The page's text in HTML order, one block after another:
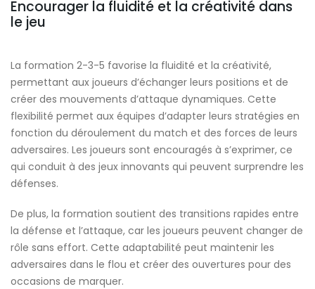
Encourager la fluidité et la créativité dans
le jeu
La formation 2-3-5 favorise la fluidité et la créativité,
permettant aux joueurs d’échanger leurs positions et de
créer des mouvements d’attaque dynamiques. Cette
flexibilité permet aux équipes d’adapter leurs stratégies en
fonction du déroulement du match et des forces de leurs
adversaires. Les joueurs sont encouragés à s’exprimer, ce
qui conduit à des jeux innovants qui peuvent surprendre les
défenses.
De plus, la formation soutient des transitions rapides entre
la défense et l’attaque, car les joueurs peuvent changer de
rôle sans effort. Cette adaptabilité peut maintenir les
adversaires dans le flou et créer des ouvertures pour des
occasions de marquer.